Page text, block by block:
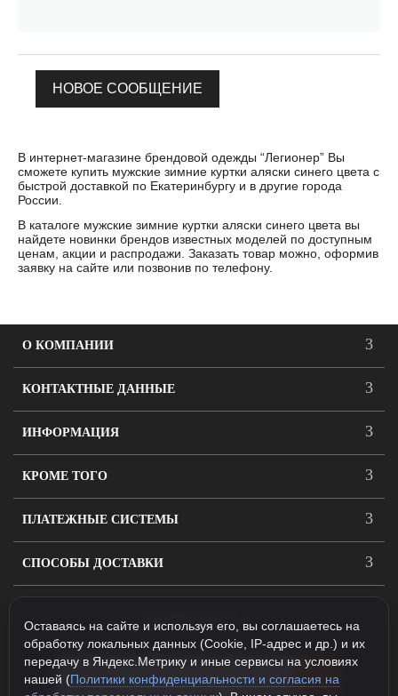
НОВОЕ СООБЩЕНИЕ
В интернет-магазине брендовой одежды “Легионер” Вы
сможете купить мужские зимние куртки аляски синего цвета с
быстрой доставкой по Екатеринбургу и в другие города
России.
В каталоге мужские зимние куртки аляски синего цвета вы
найдете новинки брендов известных моделей по доступным
ценам, акции и распродажи. Заказать товар можно, оформив
заявку на сайте или позвонив по телефону.
О КОМПАНИИ
КОНТАКТНЫЕ ДАННЫЕ
ИНФОРМАЦИЯ
КРОМЕ ТОГО
ПЛАТЕЖНЫЕ СИСТЕМЫ
СПОСОБЫ ДОСТАВКИ
Оставаясь на сайте и используя его, вы соглашаетесь на
обработку локальных данных (Cookie, IP-адрес и др.) и их
передачу в Яндекс.Метрику и иные сервисы на условиях
нашей (Политики конфиденциальности и согласия на